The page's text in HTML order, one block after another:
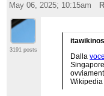
May 06, 2025; 10:15am
3191 posts
Dalla